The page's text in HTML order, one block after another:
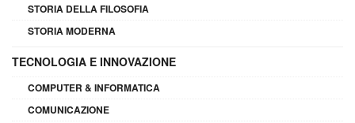
STORIA DELLA FILOSOFIA
STORIA MODERNA
TECNOLOGIA E INNOVAZIONE
COMPUTER & INFORMATICA
COMUNICAZIONE